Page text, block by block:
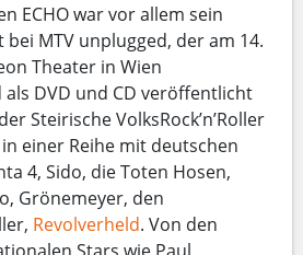
ECHO war vor allem sein
MTV unplugged, der am 14.
Theater in Wien
DVD und CD veröffentlicht
Steirische VolksRock’n’Roller
einer Reihe mit deutschen
4, Sido, die Toten Hosen,
Grönemeyer, den
Revolverheld. Von den
Stars wie Paul